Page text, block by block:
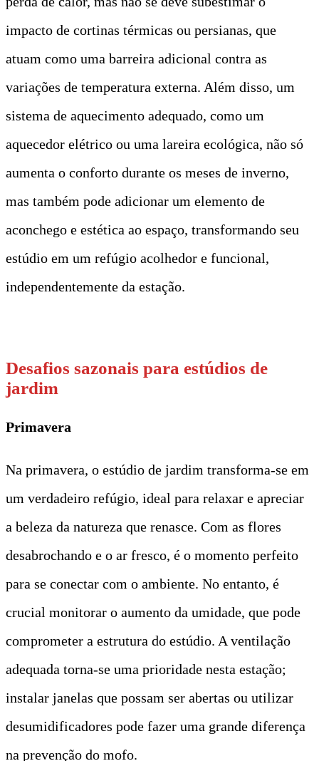
impacto de cortinas térmicas ou persianas, que
atuam como uma barreira adicional contra as
variações de temperatura externa. Além disso, um
sistema de aquecimento adequado, como um
aquecedor elétrico ou uma lareira ecológica, não só
aumenta o conforto durante os meses de inverno,
mas também pode adicionar um elemento de
aconchego e estética ao espaço, transformando seu
estúdio em um refúgio acolhedor e funcional,
independentemente da estação.
Desafios sazonais para estúdios de
jardim
Primavera
Na primavera, o estúdio de jardim transforma-se em
um verdadeiro refúgio, ideal para relaxar e apreciar
a beleza da natureza que renasce. Com as flores
desabrochando e o ar fresco, é o momento perfeito
para se conectar com o ambiente. No entanto, é
crucial monitorar o aumento da umidade, que pode
comprometer a estrutura do estúdio. A ventilação
adequada torna-se uma prioridade nesta estação;
instalar janelas que possam ser abertas ou utilizar
desumidificadores pode fazer uma grande diferença
na prevenção do mofo.